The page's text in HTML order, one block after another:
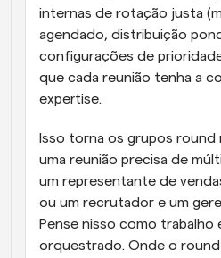
internas de rotação justa
agendado, distribuição
configurações de
que cada reunião tenha a
expertise.
Isso torna os grupos round
uma reunião precisa de
um representante de
ou um recrutador e um
Pense nisso como trabalho
orquestrado. Onde o round